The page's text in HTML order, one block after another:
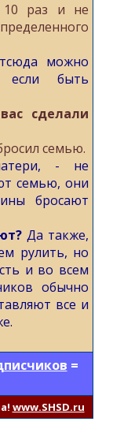
10 раз и не
можно
если быть
сделали
семью.
- не
семью, они
бросают
Да также,
рулить, но
и во всем
обычно
все и
=
www.SHSD.ru